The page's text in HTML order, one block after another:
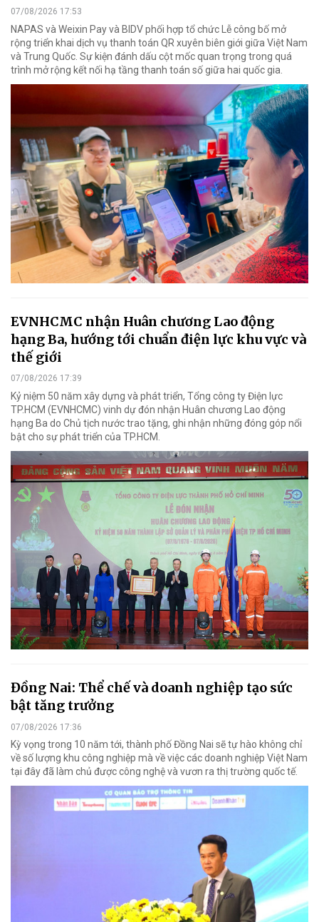
07/08/2026 17:53
NAPAS và Weixin Pay và BIDV phối hợp tổ chức Lễ công bố mở
rộng triển khai dịch vụ thanh toán QR xuyên biên giới giữa Việt Nam
và Trung Quốc. Sự kiện đánh dấu cột mốc quan trọng trong quá
trình mở rộng kết nối hạ tầng thanh toán số giữa hai quốc gia.
EVNHCMC nhận Huân chương Lao động
hạng Ba, hướng tới chuẩn điện lực khu vực và
thế giới
07/08/2026 17:39
Kỷ niệm 50 năm xây dựng và phát triển, Tổng công ty Điện lực
TP.HCM (EVNHCMC) vinh dự đón nhận Huân chương Lao động
hạng Ba do Chủ tịch nước trao tặng, ghi nhận những đóng góp nổi
bật cho sự phát triển của TP.HCM.
Đồng Nai: Thể chế và doanh nghiệp tạo sức
bật tăng trưởng
07/08/2026 17:36
Kỳ vọng trong 10 năm tới, thành phố Đồng Nai sẽ tự hào không chỉ
về số lượng khu công nghiệp mà về việc các doanh nghiệp Việt Nam
tại đây đã làm chủ được công nghệ và vươn ra thị trường quốc tế.